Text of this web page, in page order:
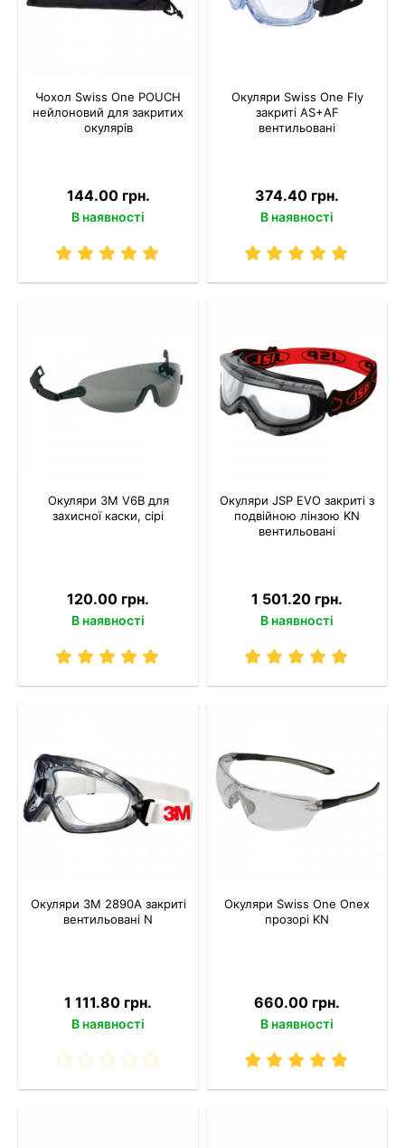
Чохол Swiss One POUCH
нейлоновий для закритих
окулярів
144.00 грн.
В наявності
Окуляри Swiss One Fly
закриті AS+AF
вентильовані
374.40 грн.
В наявності
Окуляри 3M V6B для
захисної каски, сірі
120.00 грн.
В наявності
Окуляри JSP EVO закриті з
подвійною лінзою KN
вентильовані
1 501.20 грн.
В наявності
Окуляри 3M 2890A закриті
вентильовані N
1 111.80 грн.
В наявності
Окуляри Swiss One Onex
прозорі KN
660.00 грн.
В наявності